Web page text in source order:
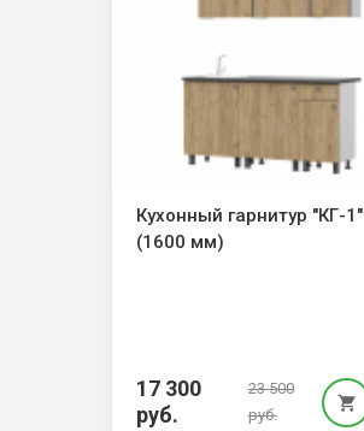
Кухонный гарнитур "КГ-1"
(1600 мм)
17 300
руб.
23 500
руб.